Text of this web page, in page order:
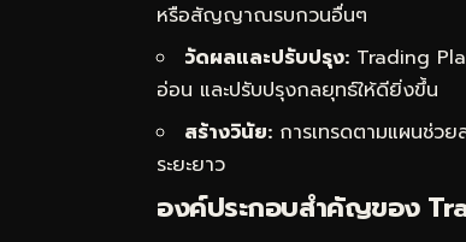
หรือสัญญาณรบกวนอื่นๆ
วัดผลและปรับปรุง: Trading
อ่อน และปรับปรุงกลยุทธ์ให้ดียิ่งขึ้น
สร้างวินัย: การเทรดตามแผนช่ว
ระยะยาว
องค์ประกอบสำคัญของ